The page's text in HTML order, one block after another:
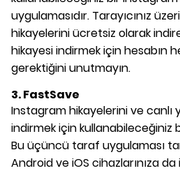
uygulamasıdır. Tarayıcınız
hikayelerini ücretsiz olarak
hikayesi indirmek için hesabın
gerektiğini unutmayın.
3. FastSave
Instagram hikayelerini ve canlı
indirmek için kullanabileceğiniz
Bu üçüncü taraf uygulaması
Android ve iOS cihazlarınıza